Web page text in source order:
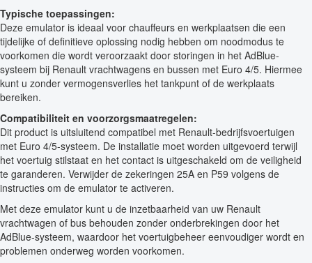
Typische toepassingen:
Deze emulator is ideaal voor chauffeurs en werkplaatsen die een
tijdelijke of definitieve oplossing nodig hebben om noodmodus te
voorkomen die wordt veroorzaakt door storingen in het AdBlue-
systeem bij Renault vrachtwagens en bussen met Euro 4/5. Hiermee
kunt u zonder vermogensverlies het tankpunt of de werkplaats
bereiken.
Compatibiliteit en voorzorgsmaatregelen:
Dit product is uitsluitend compatibel met Renault-bedrijfsvoertuigen
met Euro 4/5-systeem. De installatie moet worden uitgevoerd terwijl
het voertuig stilstaat en het contact is uitgeschakeld om de veiligheid
te garanderen. Verwijder de zekeringen 25A en P59 volgens de
instructies om de emulator te activeren.
Met deze emulator kunt u de inzetbaarheid van uw Renault
vrachtwagen of bus behouden zonder onderbrekingen door het
AdBlue-systeem, waardoor het voertuigbeheer eenvoudiger wordt en
problemen onderweg worden voorkomen.